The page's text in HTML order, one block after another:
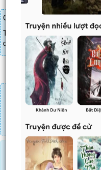
Chương truyện cần 25 LT để
Truyện mua lẻ thì cứ Giá
danh sách combo tìm giá
Đăng nhập
Mua 4 chương chỉ
Mua 4 chương thì 3
Ví dụ bạn đang ở
101,102,103 sẽ không
Truyện này KHÔNG CÓ